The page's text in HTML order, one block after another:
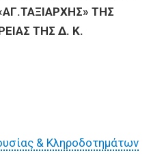
ΤΗΣ
ΤΗΣ Δ. Κ.
& Κληροδοτημάτων